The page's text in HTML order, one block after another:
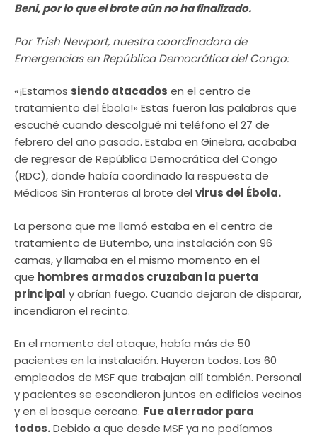
Beni, por lo que el brote aún no ha finalizado.
Por Trish Newport, nuestra coordinadora de
Emergencias en República Democrática del Congo:
«¡Estamos siendo atacados en el centro de
tratamiento del Ébola!» Estas fueron las palabras que
escuché cuando descolgué mi teléfono el 27 de
febrero del año pasado. Estaba en Ginebra, acababa
de regresar de República Democrática del Congo
(RDC), donde había coordinado la respuesta de
Médicos Sin Fronteras al brote del virus del Ébola.
La persona que me llamó estaba en el centro de
tratamiento de Butembo, una instalación con 96
camas, y llamaba en el mismo momento en el
que hombres armados cruzaban la puerta
principal y abrían fuego. Cuando dejaron de disparar,
incendiaron el recinto.
En el momento del ataque, había más de 50
pacientes en la instalación. Huyeron todos. Los 60
empleados de MSF que trabajan allí también. Personal
y pacientes se escondieron juntos en edificios vecinos
y en el bosque cercano. Fue aterrador para
todos.Debido a que desde MSF ya no podíamos